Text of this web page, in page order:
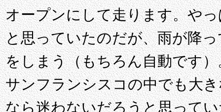
オープンにして走ります。や
と思っていたのだが、雨が降
をしまう（もちろん自動です）
サンフランシスコの中でも大
なら迷わないだろうと思って